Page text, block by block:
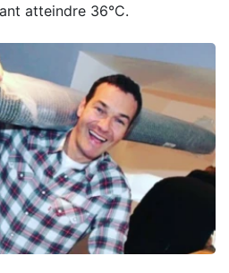
atteindre 36°C.